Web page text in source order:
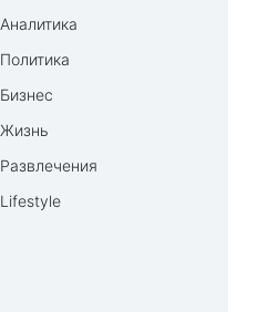
Аналитика
Политика
Бизнес
Жизнь
Развлечения
Lifestyle